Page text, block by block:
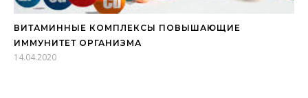
ВИТАМИННЫЕ КОМПЛЕКСЫ ПОВЫШАЮЩИЕ
ИММУНИТЕТ ОРГАНИЗМА
14.04.2020